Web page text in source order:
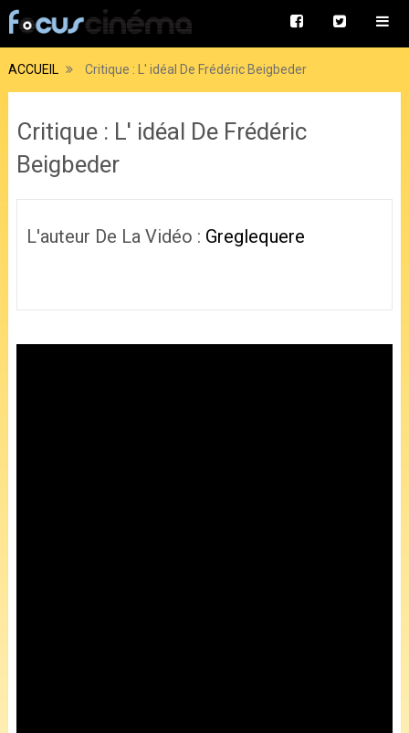
ACCUEIL Critique : L' idéal De Frédéric Beigbeder
Critique : L' idéal De Frédéric
Beigbeder
L'auteur De La Vidéo : Greglequere